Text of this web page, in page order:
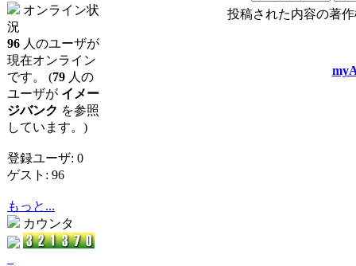
オンライン状
況
96 人のユーザが
現在オンライン
です。 (79 人の
ユーザが イメー
ジバンク を参照
しています。)
登録ユーザ: 0
ゲスト: 96
もっと...
カウンタ
投稿された内容の著